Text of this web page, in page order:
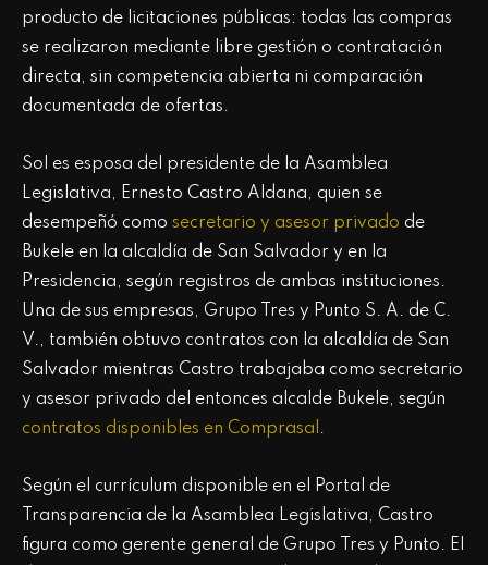
producto de licitaciones públicas: todas las compras
se realizaron mediante libre gestión o contratación
directa, sin competencia abierta ni comparación
documentada de ofertas.
Sol es esposa del presidente de la Asamblea
Legislativa, Ernesto Castro Aldana, quien se
desempeñó como secretario y asesor privado de
Bukele en la alcaldía de San Salvador y en la
Presidencia, según registros de ambas instituciones.
Una de sus empresas, Grupo Tres y Punto S. A. de C.
V., también obtuvo contratos con la alcaldía de San
Salvador mientras Castro trabajaba como secretario
y asesor privado del entonces alcalde Bukele, según
contratos disponibles en Comprasal.
Según el currículum disponible en el Portal de
Transparencia de la Asamblea Legislativa, Castro
figura como gerente general de Grupo Tres y Punto. El